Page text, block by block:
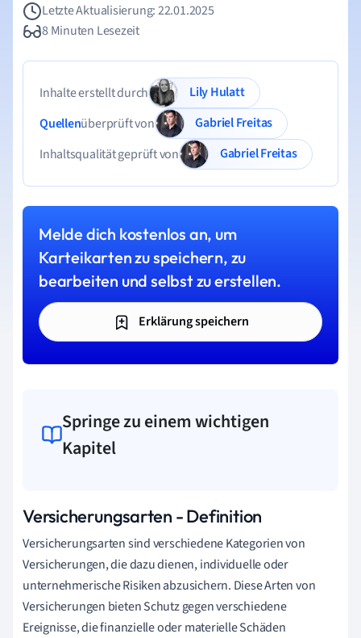
Letzte Aktualisierung: 22.01.2025
8 Minuten Lesezeit
Inhalte erstellt durch
Lily Hulatt
Quellenüberprüft von
Gabriel Freitas
Inhaltsqualität geprüft von
Gabriel Freitas
Melde dich kostenlos an, um
Karteikarten zu speichern, zu
bearbeiten und selbst zu erstellen.
Erklärung speichern
Springe zu einem wichtigen
Kapitel
Versicherungsarten - Definition
Versicherungsarten sind verschiedene Kategorien von
Versicherungen, die dazu dienen, individuelle oder
unternehmerische Risiken abzusichern. Diese Arten von
Versicherungen bieten Schutz gegen verschiedene
Ereignisse, die finanzielle oder materielle Schäden